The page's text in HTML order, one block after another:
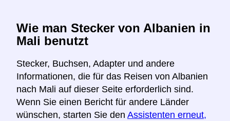
Wie man Stecker von Albanien in
Mali benutzt
Stecker, Buchsen, Adapter und andere
Informationen, die für das Reisen von Albanien
nach Mali auf dieser Seite erforderlich sind.
Wenn Sie einen Bericht für andere Länder
wünschen, starten Sie den Assistenten erneut,